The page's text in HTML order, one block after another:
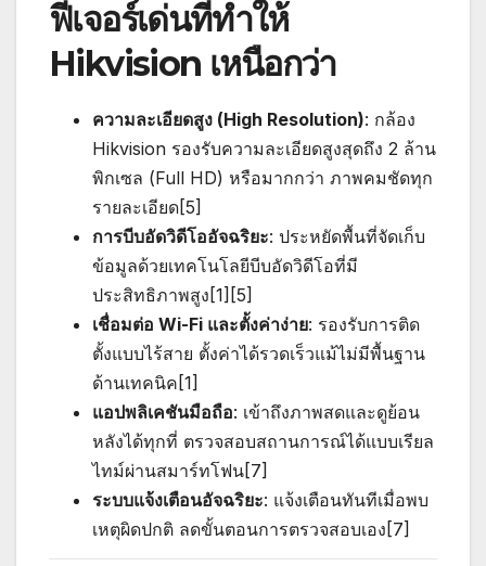
ฟีเจอร์เด่นที่ทำให้
Hikvision เหนือกว่า
ความละเอียดสูง (High Resolution): กล้อง
Hikvision รองรับความละเอียดสูงสุดถึง 2 ล้าน
พิกเซล (Full HD) หรือมากกว่า ภาพคมชัดทุก
รายละเอียด[5]
การบีบอัดวิดีโออัจฉริยะ: ประหยัดพื้นที่จัดเก็บ
ข้อมูลด้วยเทคโนโลยีบีบอัดวิดีโอที่มี
ประสิทธิภาพสูง[1][5]
เชื่อมต่อ Wi-Fi และตั้งค่าง่าย: รองรับการติด
ตั้งแบบไร้สาย ตั้งค่าได้รวดเร็วแม้ไม่มีพื้นฐาน
ด้านเทคนิค[1]
แอปพลิเคชันมือถือ: เข้าถึงภาพสดและดูย้อน
หลังได้ทุกที่ ตรวจสอบสถานการณ์ได้แบบเรียล
ไทม์ผ่านสมาร์ทโฟน[7]
ระบบแจ้งเตือนอัจฉริยะ: แจ้งเตือนทันทีเมื่อพบ
เหตุผิดปกติ ลดขั้นตอนการตรวจสอบเอง[7]